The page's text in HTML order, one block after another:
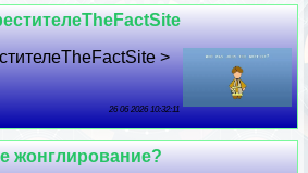
>
26 06 2026 10:32:11
жонглирование?